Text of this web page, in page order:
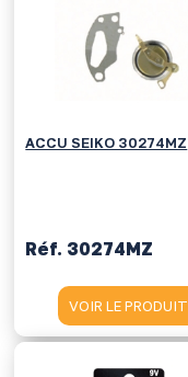
ACCU SEIKO 30274MZ
Réf. 30274MZ
VOIR LE PRODUIT